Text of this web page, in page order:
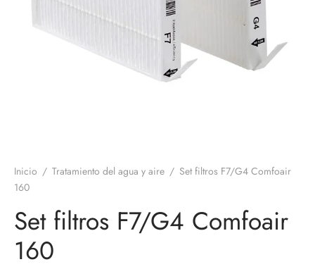
Inicio / Tratamiento del agua y aire / Set filtros F7/G4 Comfoair
160
Set filtros F7/G4 Comfoair
160